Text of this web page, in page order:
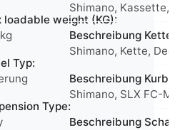
loadable weight (KG):
Typ:
Type:
Shimano, Kassette,
Beschreibung Kette:
Shimano, Kette,
Beschreibung
Shimano, SLX FC-
Beschreibung